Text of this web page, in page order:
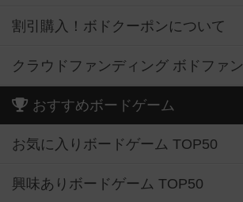
割引購入！ボドクーポンについて
クラウドファンディング ボドファン
おすすめボードゲーム
お気に入りボードゲーム TOP50
興味ありボードゲーム TOP50